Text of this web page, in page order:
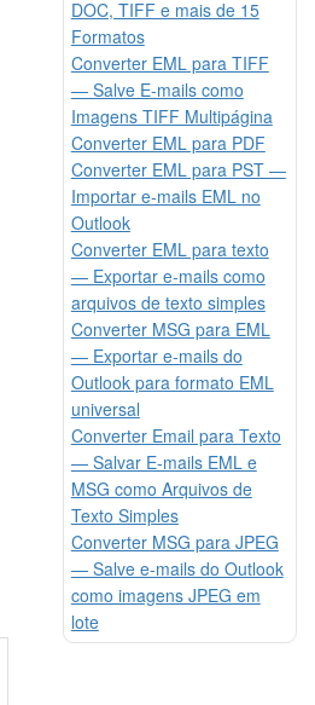
DOC, TIFF e mais de 15
Formatos
Converter EML para TIFF
— Salve E-mails como
Imagens TIFF Multipágina
Converter EML para PDF
Converter EML para PST —
Importar e-mails EML no
Outlook
Converter EML para texto
— Exportar e-mails como
arquivos de texto simples
Converter MSG para EML
— Exportar e-mails do
Outlook para formato EML
universal
Converter Email para Texto
— Salvar E-mails EML e
MSG como Arquivos de
Texto Simples
Converter MSG para JPEG
— Salve e-mails do Outlook
como imagens JPEG em
lote